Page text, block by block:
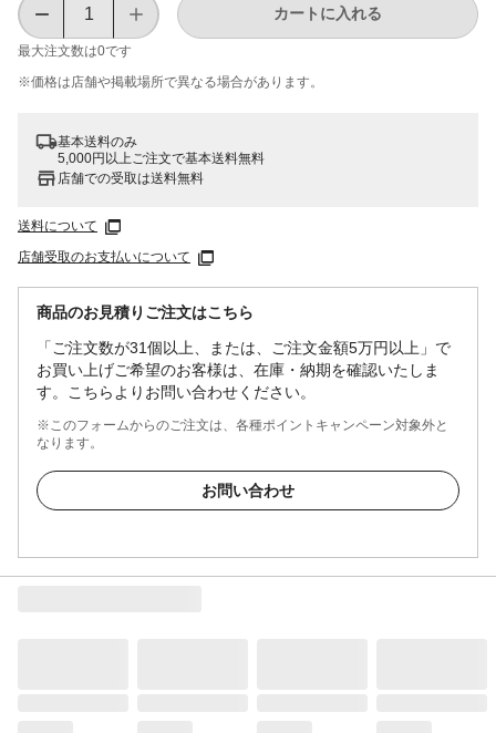
最大注文数は0です
カートに入れる
※価格は​店舗や​掲載場所で​異なる​場合が​あります。
基本送料のみ
5,000円以上ご注文で基本送料無料
店舗での受取は送料無料
送料について
店舗受取のお支払いについて
商品のお見積りご注文はこちら
「ご注文数が31個以上、または、ご注文金額5万円以上」で
お買い上げご希望のお客様は、在庫・納期を確認いたしま
す。こちらよりお問い合わせください。
※このフォームからのご注文は、各種ポイントキャンペーン対象外と
なります。
お問い合わせ